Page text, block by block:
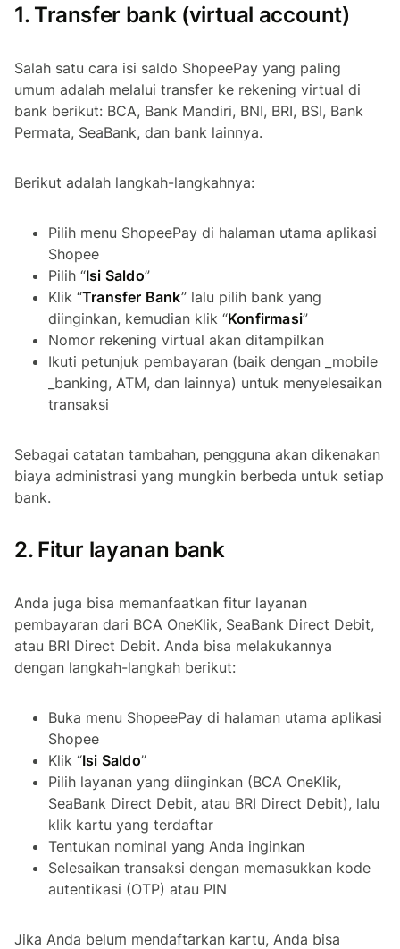
1. Transfer bank (virtual account)
Salah satu cara isi saldo ShopeePay yang paling
umum adalah melalui transfer ke rekening virtual di
bank berikut: BCA, Bank Mandiri, BNI, BRI, BSI, Bank
Permata, SeaBank, dan bank lainnya.
Berikut adalah langkah-langkahnya:
Pilih menu ShopeePay di halaman utama aplikasi
Shopee
Pilih “Isi Saldo”
Klik “Transfer Bank” lalu pilih bank yang
diinginkan, kemudian klik “Konfirmasi”
Nomor rekening virtual akan ditampilkan
Ikuti petunjuk pembayaran (baik dengan _mobile
_banking, ATM, dan lainnya) untuk menyelesaikan
transaksi
Sebagai catatan tambahan, pengguna akan dikenakan
biaya administrasi yang mungkin berbeda untuk setiap
bank.
2. Fitur layanan bank
Anda juga bisa memanfaatkan fitur layanan
pembayaran dari BCA OneKlik, SeaBank Direct Debit,
atau BRI Direct Debit. Anda bisa melakukannya
dengan langkah-langkah berikut:
Buka menu ShopeePay di halaman utama aplikasi
Shopee
Klik “Isi Saldo”
Pilih layanan yang diinginkan (BCA OneKlik,
SeaBank Direct Debit, atau BRI Direct Debit), lalu
klik kartu yang terdaftar
Tentukan nominal yang Anda inginkan
Selesaikan transaksi dengan memasukkan kode
autentikasi (OTP) atau PIN
Jika Anda belum mendaftarkan kartu, Anda bisa